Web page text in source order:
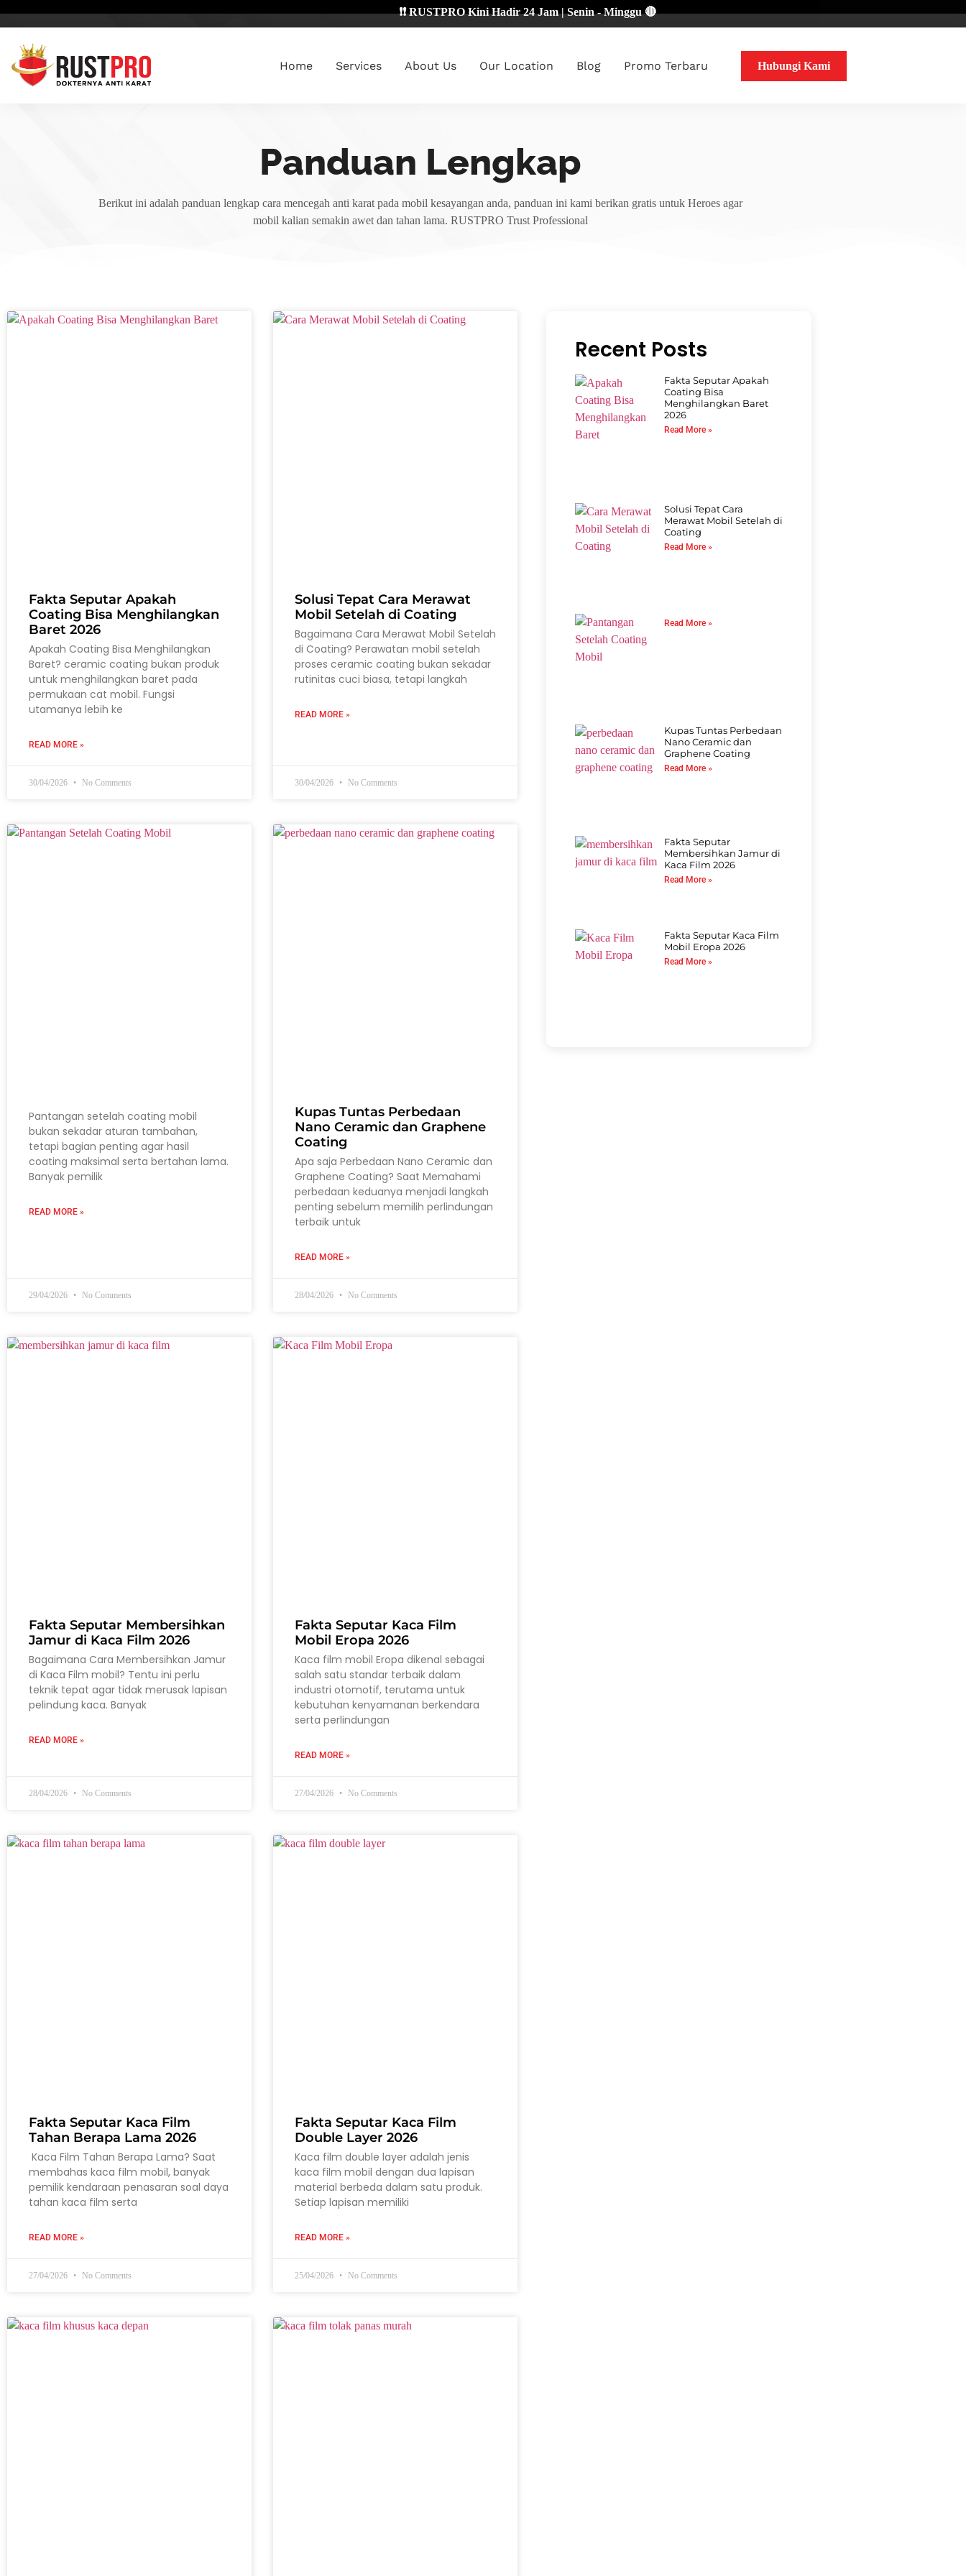
❗❗ RUSTPRO Kini Hadir 24 Jam | Senin - Minggu 🔴
Home Services About Us Our Location Blog Promo Terbaru Hubungi Kami
Panduan Lengkap
Berikut ini adalah panduan lengkap cara mencegah anti karat pada mobil kesayangan anda, panduan ini kami berikan gratis untuk Heroes agar
mobil kalian semakin awet dan tahan lama. RUSTPRO Trust Professional
Fakta Seputar Apakah
Coating Bisa Menghilangkan
Baret 2026
Apakah Coating Bisa Menghilangkan
Baret? ceramic coating bukan produk
untuk menghilangkan baret pada
permukaan cat mobil. Fungsi
utamanya lebih ke
READ MORE »
30/04/2026 No Comments
Solusi Tepat Cara Merawat
Mobil Setelah di Coating
Bagaimana Cara Merawat Mobil Setelah
di Coating? Perawatan mobil setelah
proses ceramic coating bukan sekadar
rutinitas cuci biasa, tetapi langkah
READ MORE »
30/04/2026 No Comments
Pantangan setelah coating mobil
bukan sekadar aturan tambahan,
tetapi bagian penting agar hasil
coating maksimal serta bertahan lama.
Banyak pemilik
READ MORE »
29/04/2026 No Comments
Kupas Tuntas Perbedaan
Nano Ceramic dan Graphene
Coating
Apa saja Perbedaan Nano Ceramic dan
Graphene Coating? Saat Memahami
perbedaan keduanya menjadi langkah
penting sebelum memilih perlindungan
terbaik untuk
READ MORE »
28/04/2026 No Comments
Fakta Seputar Membersihkan
Jamur di Kaca Film 2026
Bagaimana Cara Membersihkan Jamur
di Kaca Film mobil? Tentu ini perlu
teknik tepat agar tidak merusak lapisan
pelindung kaca. Banyak
READ MORE »
28/04/2026 No Comments
Fakta Seputar Kaca Film
Mobil Eropa 2026
Kaca film mobil Eropa dikenal sebagai
salah satu standar terbaik dalam
industri otomotif, terutama untuk
kebutuhan kenyamanan berkendara
serta perlindungan
READ MORE »
27/04/2026 No Comments
Fakta Seputar Kaca Film
Tahan Berapa Lama 2026
Kaca Film Tahan Berapa Lama? Saat
membahas kaca film mobil, banyak
pemilik kendaraan penasaran soal daya
tahan kaca film serta
READ MORE »
27/04/2026 No Comments
Fakta Seputar Kaca Film
Double Layer 2026
Kaca film double layer adalah jenis
kaca film mobil dengan dua lapisan
material berbeda dalam satu produk.
Setiap lapisan memiliki
READ MORE »
25/04/2026 No Comments
Recent Posts
Fakta Seputar Apakah
Coating Bisa
Menghilangkan Baret
2026
Read More »
Solusi Tepat Cara
Merawat Mobil Setelah di
Coating
Read More »
Read More »
Kupas Tuntas Perbedaan
Nano Ceramic dan
Graphene Coating
Read More »
Fakta Seputar
Membersihkan Jamur di
Kaca Film 2026
Read More »
Fakta Seputar Kaca Film
Mobil Eropa 2026
Read More »